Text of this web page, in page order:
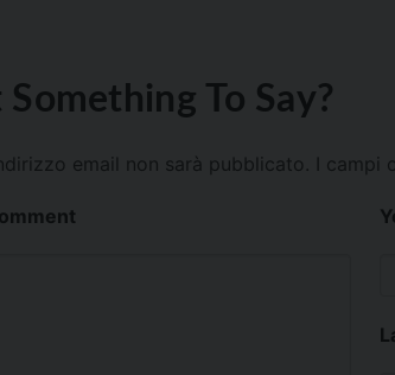
Something To Say?
email non sarà pubblicato. I